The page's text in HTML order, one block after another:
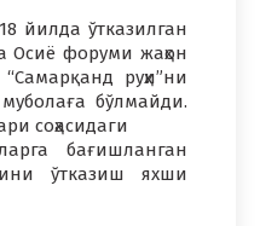
йилда ўтказилган
Осиё форуми жаҳон
руҳи”ни
бўлмайди.
соҳасидаги
бағишланган
ўтказиш яхши